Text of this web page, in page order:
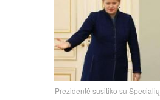
Prezidentė susitiko su